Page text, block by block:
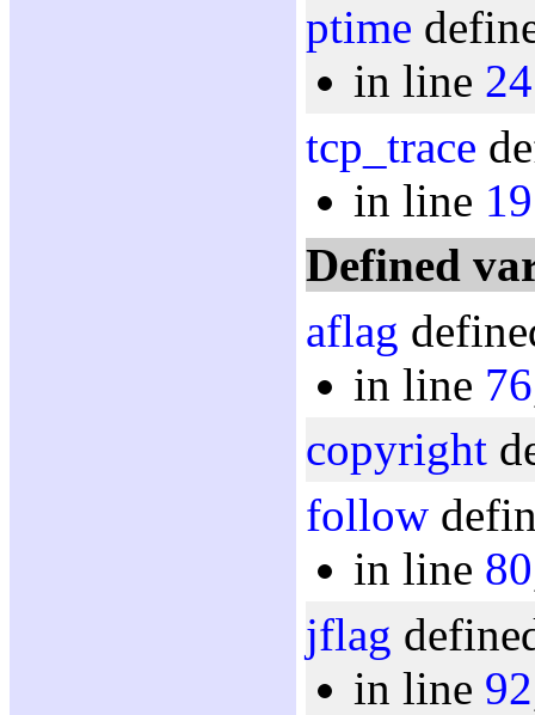
ptime
in line
tcp_trace
in line
Defined
aflag
in line 76
copyright
follow
in line 80
jflag
in line 92